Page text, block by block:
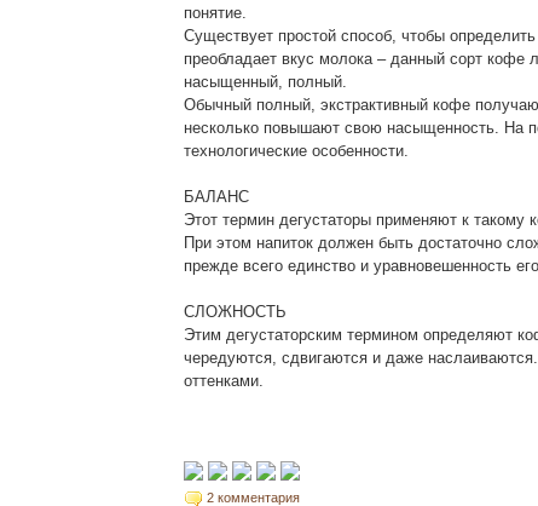
понятие.
Существует простой способ, чтобы
преобладает вкус молока – данный сорт
насыщенный, полный.
Обычный полный, экстрактивный кофе
несколько повышают свою насыщенность. На
технологические особенности.
БАЛАНС
Этот термин дегустаторы применяют к такому
При этом напиток должен быть достаточно
прежде всего единство и уравновешенность
СЛОЖНОСТЬ
Этим дегустаторским термином определяют
чередуются, сдвигаются и даже
оттенками.
2 комментария